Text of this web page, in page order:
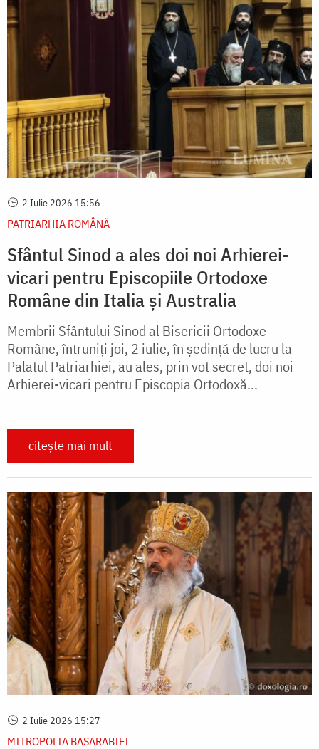
2 Iulie 2026 15:56
PATRIARHIA ROMÂNĂ
Sfântul Sinod a ales doi noi Arhierei-
vicari pentru Episcopiile Ortodoxe
Române din Italia și Australia
Membrii Sfântului Sinod al Bisericii Ortodoxe
Române, întruniți joi, 2 iulie, în ședință de lucru la
Palatul Patriarhiei, au ales, prin vot secret, doi noi
Arhierei-vicari pentru Episcopia Ortodoxă...
citește mai mult
2 Iulie 2026 15:27
MITROPOLIA BASARABIEI